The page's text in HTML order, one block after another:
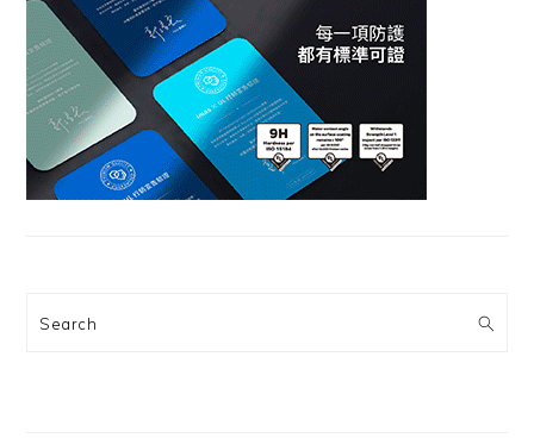
Search